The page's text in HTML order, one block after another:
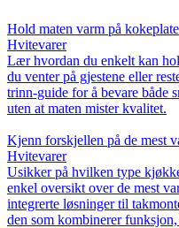
Hold maten varm på
Hvitevarer
Lær hvordan du enkelt kan
du venter på gjestene eller
trinn-guide for å bevare både
uten at maten mister kvalitet.
Kjenn forskjellen på de mest
Hvitevarer
Usikker på hvilken type
enkel oversikt over de mest
integrerte løsninger til
den som kombinerer